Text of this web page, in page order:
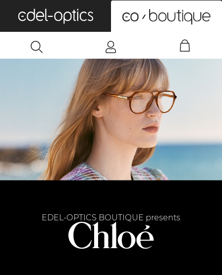
EDEL-OPTICS BOUTIQUE presents